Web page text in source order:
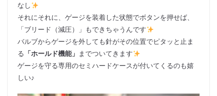
なし
それにそれに、ゲージを装着した状態でボタンを押せば、
「ブリード（減圧）」もできちゃうんです
バルブからゲージを外しても針がその位置でピタッと止ま
る 「ホールド機能」 までついてきます
ゲージを守る専用のセミハードケースが付いてくるのも嬉
しい♪